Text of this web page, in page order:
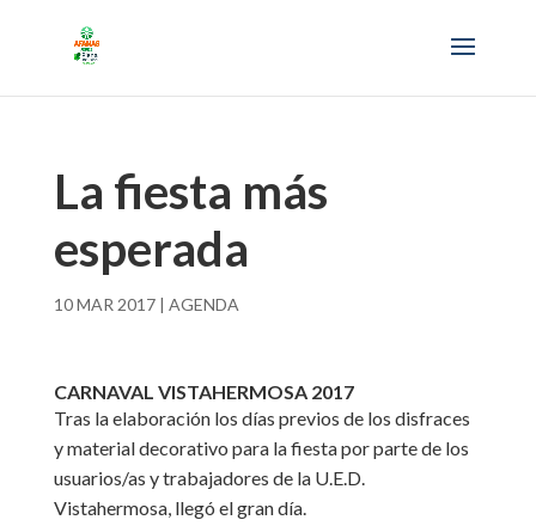
La fiesta más
esperada
10 MAR 2017| AGENDA
CARNAVAL VISTAHERMOSA 2017
Tras la elaboración los días previos de los disfraces
y material decorativo para la fiesta por parte de los
usuarios/as y trabajadores de la U.E.D.
Vistahermosa, llegó el gran día.